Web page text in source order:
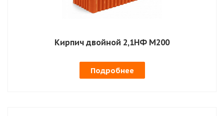
Кирпич двойной 2,1НФ М200
Подробнее